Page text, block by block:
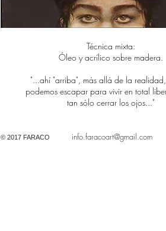
Técnica mixta:
​Óleo y acrílico sobre madera.
"...ahí "arriba", más allá de la
podemos escapar para vivir en total
tan sólo cerrar los ojos..."
© 2017 FARACO info.faracoart@gmail.com